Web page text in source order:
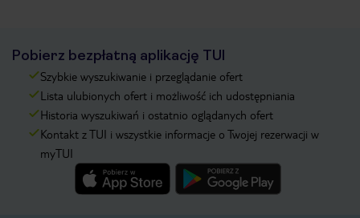
Pobierz bezpłatną aplikację TUI
Szybkie wyszukiwanie i przeglądanie ofert
Lista ulubionych ofert i możliwość ich udostępniania
Historia wyszukiwań i ostatnio oglądanych ofert
Kontakt z TUI i wszystkie informacje o Twojej rezerwacji w
myTUI